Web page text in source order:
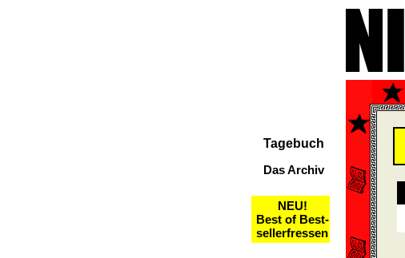
Tagebuch
Das Archiv
NEU!
Best of Best-
sellerfressen